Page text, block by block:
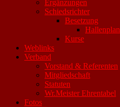
Ergänzungen
Schiedsrichter
Besetzung
Hallenplan
Kurse
Weblinks
Verband
Vorstand & Referenten
Mitgliedschaft
Statuten
Wr.Meister Ehrentabel
Fotos